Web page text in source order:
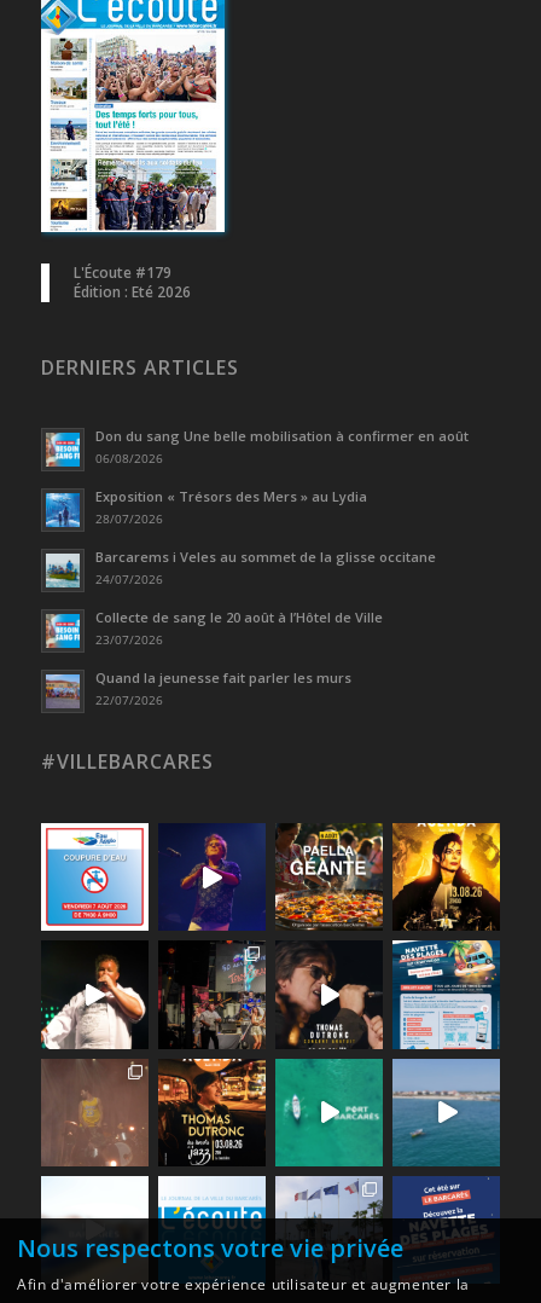
L'Écoute #179
Édition : Eté 2026
DERNIERS ARTICLES
Don du sang Une belle mobilisation à confirmer en août
06/08/2026
Exposition « Trésors des Mers » au Lydia
28/07/2026
Barcarems i Veles au sommet de la glisse occitane
24/07/2026
Collecte de sang le 20 août à l’Hôtel de Ville
23/07/2026
Quand la jeunesse fait parler les murs
22/07/2026
#VILLEBARCARES
Nous respectons votre vie privée
Afin d'améliorer votre expérience utilisateur et augmenter la